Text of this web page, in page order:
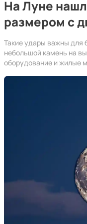
На Луне
размером с
Такие удары важны для
небольшой камень на
оборудование и жилые